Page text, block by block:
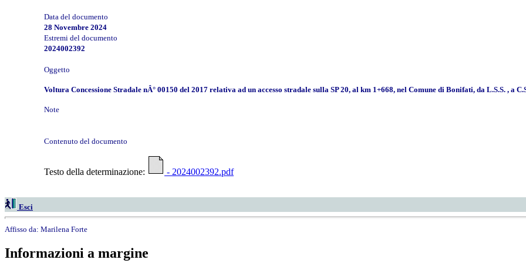
Data del documento
28 Novembre 2024
Estremi del documento
2024002392
Oggetto
Voltura Concessione Stradale nÂ° 00150 del 2017 relativa ad un accesso stradale sulla SP 20, al km 1+668, nel Comune di Bonifati, da L.S.S. , a
Note
Contenuto del documento
Testo della determinazione: - 2024002392.pdf
Esci
Affisso da: Marilena Forte
Informazioni a margine